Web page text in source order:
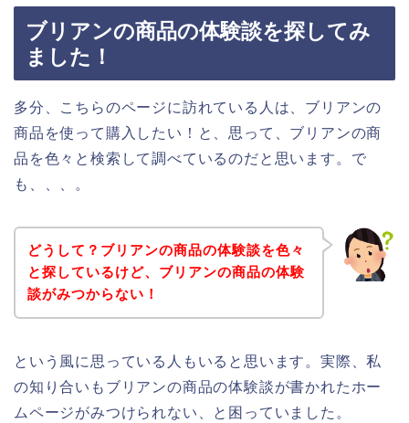
ブリアンの商品の体験談を探してみ
ました！
多分、こちらのページに訪れている人は、ブリアンの
商品を使って購入したい！と、思って、ブリアンの商
品を色々と検索して調べているのだと思います。で
も、、、。
どうして？ブリアンの商品の体験談を色々
と探しているけど、ブリアンの商品の体験
談がみつからない！
という風に思っている人もいると思います。実際、私
の知り合いもブリアンの商品の体験談が書かれたホー
ムページがみつけられない、と困っていました。